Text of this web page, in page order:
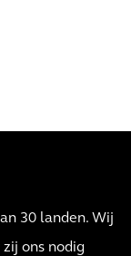
30 landen. Wij
ons nodig